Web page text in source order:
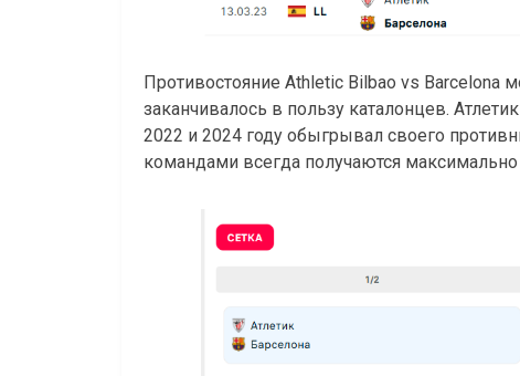
Противостояние Athletic Bilbao vs Barcelona
заканчивалось в пользу каталонцев.
2022 и 2024 году обыгрывал своего
командами всегда получаются